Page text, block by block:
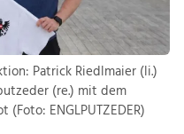
Patrick Riedlmaier (li.)
(re.) mit dem
ENGLPUTZEDER)